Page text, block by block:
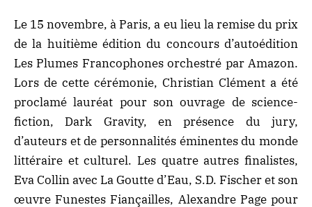
Le 15 novembre, à Paris, a eu lieu la remise du prix
de la huitième édition du concours d’autoédition
Les Plumes Francophones orchestré par Amazon.
Lors de cette cérémonie, Christian Clément a été
proclamé lauréat pour son ouvrage de science-
fiction, Dark Gravity, en présence du jury,
d’auteurs et de personnalités éminentes du monde
littéraire et culturel. Les quatre autres finalistes,
Eva Collin avec La Goutte d’Eau, S.D. Fischer et son
œuvre Funestes Fiançailles, Alexandre Page pour